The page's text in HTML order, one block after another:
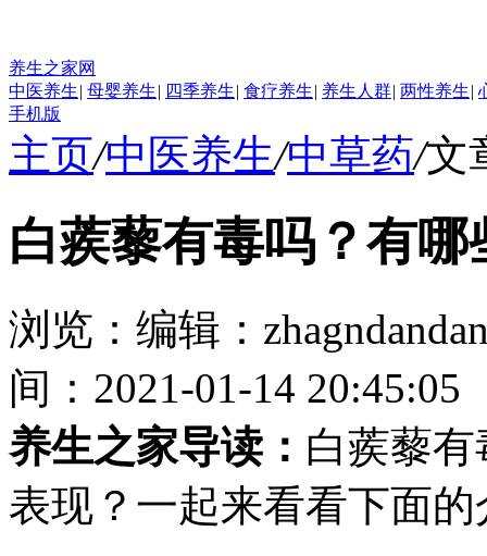
养生之家网
中医养生| 母婴养生| 四季养生| 食疗养生| 养生人群| 两性养生|
手机版
主页/中医养生/中草药/文
白蒺藜有毒吗？有
浏览： 编辑：
间：2021-01-14 20:45:05
养生之家导读： 白蒺藜
表现？一起来看看下面